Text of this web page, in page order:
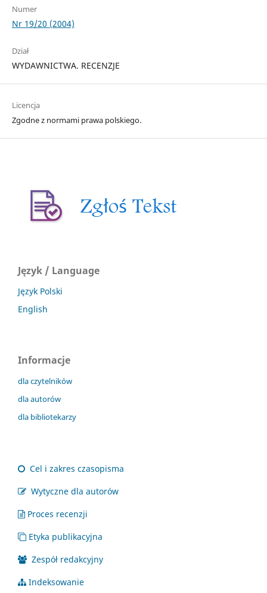
Numer
Nr 19/20 (2004)
Dział
WYDAWNICTWA. RECENZJE
Licencja
Zgodne z normami prawa polskiego.
Język / Language
Język Polski
English
Informacje
dla czytelników
dla autorów
dla bibliotekarzy
Cel i zakres czasopisma
Wytyczne dla autorów
Proces recenzji
Etyka publikacyjna
Zespół redakcyjny
Indeksowanie